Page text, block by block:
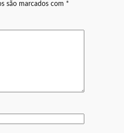
são marcados com *